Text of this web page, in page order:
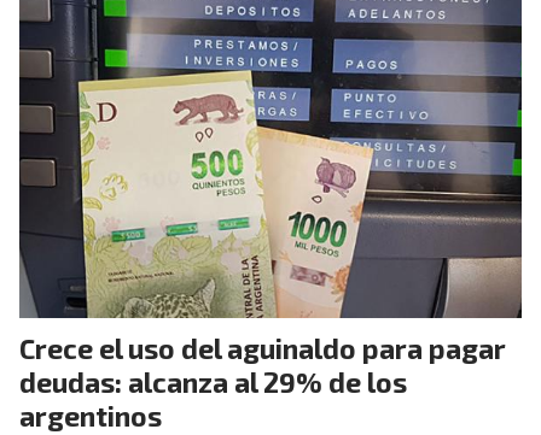
Crece el uso del aguinaldo para pagar
deudas: alcanza al 29% de los
argentinos